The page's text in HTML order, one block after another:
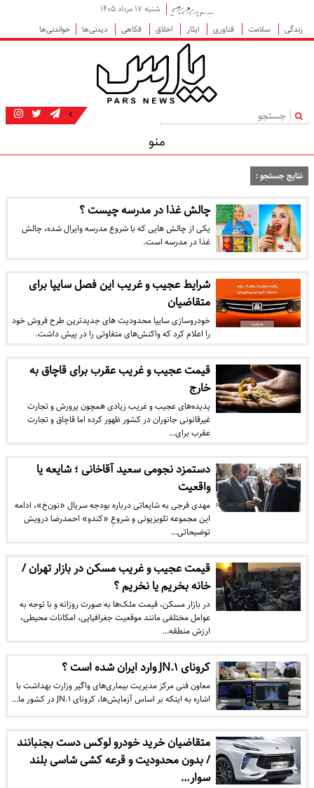
شنبه ۱۷ مرداد ۱۴۰۵
زندگی
سلامت فناوری ایثار اخلاق فکاهی دیدنی‌ها خواندنی‌ها
|
منو
نتایج جستجو :
چالش غذا در مدرسه چیست ؟
یکی از چالش هایی که با شروع مدرسه وایرال شده، چالش
غذا در مدرسه است.
شرایط عجیب و غریب این فصل سایپا برای
متقاضیان
خودروسازی سایپا محدودیت های جدیدترین طرح فروش خود
را اعلام کرد که واکنش‌های متفاوتی را در پیش داشت.
قیمت عجیب و غریب عقرب برای قاچاق به
خارج
پدیده‌های عجیب و غریب زیادی همچون پرورش و تجارت
غیرقانونی جانوران در کشور ظهور کرده اما قاچاق و تجارت
عقرب برای…
دستمزد نجومی سعید آقاخانی ؛ شایعه یا
واقعیت
مهدی فرجی به شایعاتی درباره بودجه سریال «نون‌‌خ»، ادامه
این مجموعه تلویزیونی و شروعِ «کندو» احمدرضا درویش
توضیحاتی…
قیمت عجیب و غریب مسکن در بازار تهران /
خانه بخریم یا نخریم ؟
در بازار مسکن، قیمت ملک‌ها به صورت روزانه و با توجه به
عوامل مختلفی مانند موقعیت جغرافیایی، امکانات محیطی،
ارزش منطقه…
کرونای JN.۱ وارد ایران شده است ؟
معاون فنی مرکز مدیریت بیماری‌های واگیر وزارت بهداشت با
اشاره به اینکه بر اساس آزمایش‌ها، کرونای JN.۱ در کشور ما…
متقاضیان خرید خودرو لوکس دست بجنبانند
/ بدون محدودیت و قرعه کشی شاسی بلند
سوار…